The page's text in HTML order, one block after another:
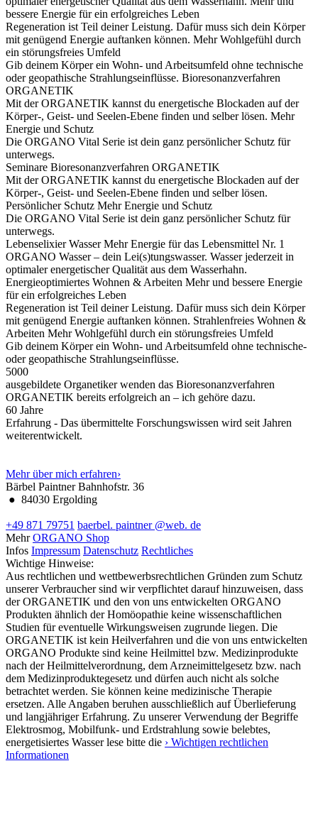
bessere Energie für ein erfolgreiches Leben
Regeneration ist Teil deiner Leistung. Dafür muss sich dein Körper
mit genügend Energie auftanken können. Mehr Wohlgefühl durch
ein störungsfreies Umfeld
Gib deinem Körper ein Wohn- und Arbeitsumfeld ohne technische
oder geopathische Strahlungseinflüsse. Bioresonanzverfahren
ORGANETIK
Mit der ORGANETIK kannst du energetische Blockaden auf der
Körper-, Geist- und Seelen-Ebene finden und selber lösen. Mehr
Energie und Schutz
Die ORGANO Vital Serie ist dein ganz persönlicher Schutz für
unterwegs.
Seminare Bioresonanzverfahren ORGANETIK
Mit der ORGANETIK kannst du energetische Blockaden auf der
Körper-, Geist- und Seelen-Ebene finden und selber lösen.
Persönlicher Schutz Mehr Energie und Schutz
Die ORGANO Vital Serie ist dein ganz persönlicher Schutz für
unterwegs.
Lebenselixier Wasser Mehr Energie für das Lebensmittel Nr. 1
ORGANO Wasser – dein Lei(s)tungswasser. Wasser jederzeit in
optimaler energetischer Qualität aus dem Wasserhahn.
Energieoptimiertes Wohnen & Arbeiten Mehr und bessere Energie
für ein erfolgreiches Leben
Regeneration ist Teil deiner Leistung. Dafür muss sich dein Körper
mit genügend Energie auftanken können. Strahlenfreies Wohnen &
Arbeiten Mehr Wohlgefühl durch ein störungsfreies Umfeld
Gib deinem Körper ein Wohn- und Arbeitsumfeld ohne technische-
oder geopathische Strahlungseinflüsse.
5000
ausgebildete Organetiker wenden das Bioresonanzverfahren
ORGANETIK bereits erfolgreich an – ich gehöre dazu.
60 Jahre
Erfahrung - Das übermittelte Forschungswissen wird seit Jahren
weiterentwickelt.
Mehr über mich erfahren›
Bärbel PaintnerBahnhofstr. 36
● 84030 Ergolding
+49 871 79751 baerbel. paintner @web. de
Mehr ORGANO Shop
Infos Impressum Datenschutz Rechtliches
Wichtige Hinweise:
Aus rechtlichen und wettbewerbsrechtlichen Gründen zum Schutz
unserer Verbraucher sind wir verpflichtet darauf hinzuweisen, dass
der ORGANETIK und den von uns entwickelten ORGANO
Produkten ähnlich der Homöopathie keine wissenschaftlichen
Studien für eventuelle Wirkungsweisen zugrunde liegen. Die
ORGANETIK ist kein Heilverfahren und die von uns entwickelten
ORGANO Produkte sind keine Heilmittel bzw. Medizinprodukte
nach der Heilmittelverordnung, dem Arzneimittelgesetz bzw. nach
dem Medizinproduktegesetz und dürfen auch nicht als solche
betrachtet werden. Sie können keine medizinische Therapie
ersetzen. Alle Angaben beruhen ausschließlich auf Überlieferung
und langjähriger Erfahrung. Zu unserer Verwendung der Begriffe
Elektrosmog, Mobilfunk- und Erdstrahlung sowie belebtes,
energetisiertes Wasser lese bitte die › Wichtigen rechtlichen
Informationen